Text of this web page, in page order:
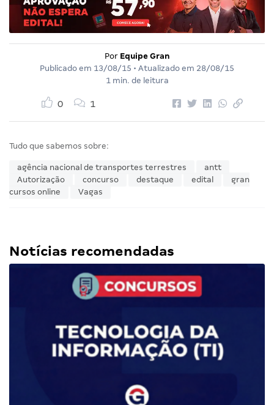
Por Equipe Gran
Publicado em 13/08/15 • Atualizado em 28/08/15
1 min. de leitura
0 1
Tudo que sabemos sobre:
agência nacional de transportes terrestres
antt
Autorização
concurso destaque edital
gran
cursos online
Vagas
Notícias recomendadas